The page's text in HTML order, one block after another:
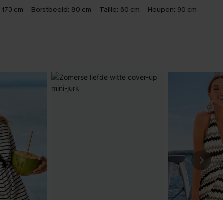
173 cm Borstbeeld: 80 cm Taille: 60 cm Heupen: 90 cm